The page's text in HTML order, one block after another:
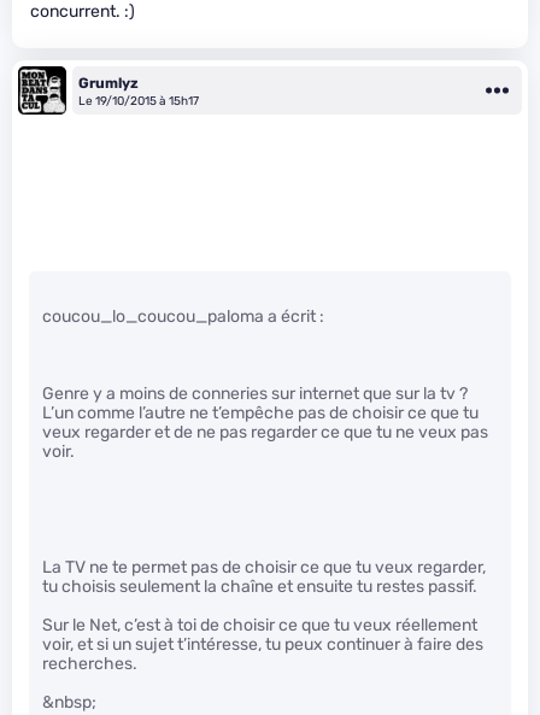
concurrent. :)
Grumlyz
Le 19/10/2015 à 15h17
coucou_lo_coucou_paloma a écrit :
Genre y a moins de conneries sur internet que sur la tv ?
L’un comme l’autre ne t’empêche pas de choisir ce que tu
veux regarder et de ne pas regarder ce que tu ne veux pas
voir.
La TV ne te permet pas de choisir ce que tu veux regarder,
tu choisis seulement la chaîne et ensuite tu restes passif.
Sur le Net, c’est à toi de choisir ce que tu veux réellement
voir, et si un sujet t’intéresse, tu peux continuer à faire des
recherches.
&nbsp;